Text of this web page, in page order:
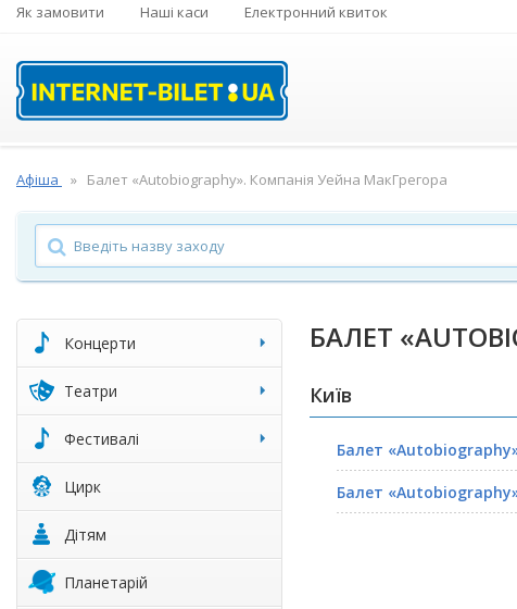
Як замовити Наші каси Електронний квиток
Афіша Балет «Autobiography». Компанія Уейна МакГрегора
Концерти
Театри
Фестивалі
Цирк
Дітям
Планетарій
БАЛЕТ
Київ
Балет
Балет